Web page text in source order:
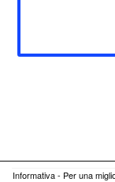
Informativa - Per una